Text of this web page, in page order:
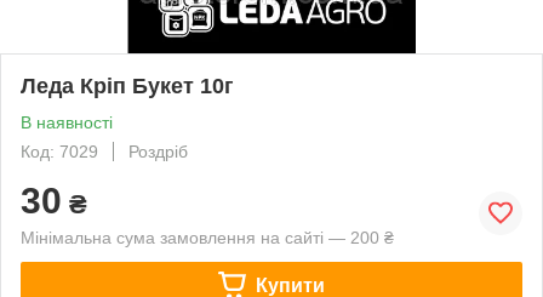
Леда Кріп Букет 10г
В наявності
Код: 7029
Роздріб
30 ₴
Мінімальна сума замовлення на сайті — 200 ₴
Купити